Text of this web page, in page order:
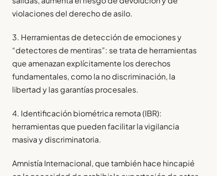
violaciones del derecho de asilo.
3. Herramientas de detección de emociones y
“detectores de mentiras”: se trata de herramientas
que amenazan explícitamente los derechos
fundamentales, como la no discriminación, la
libertad y las garantías procesales.
4. Identificación biométrica remota (IBR):
herramientas que pueden facilitar la vigilancia
masiva y discriminatoria.
Amnistía Internacional, que también hace hincapié